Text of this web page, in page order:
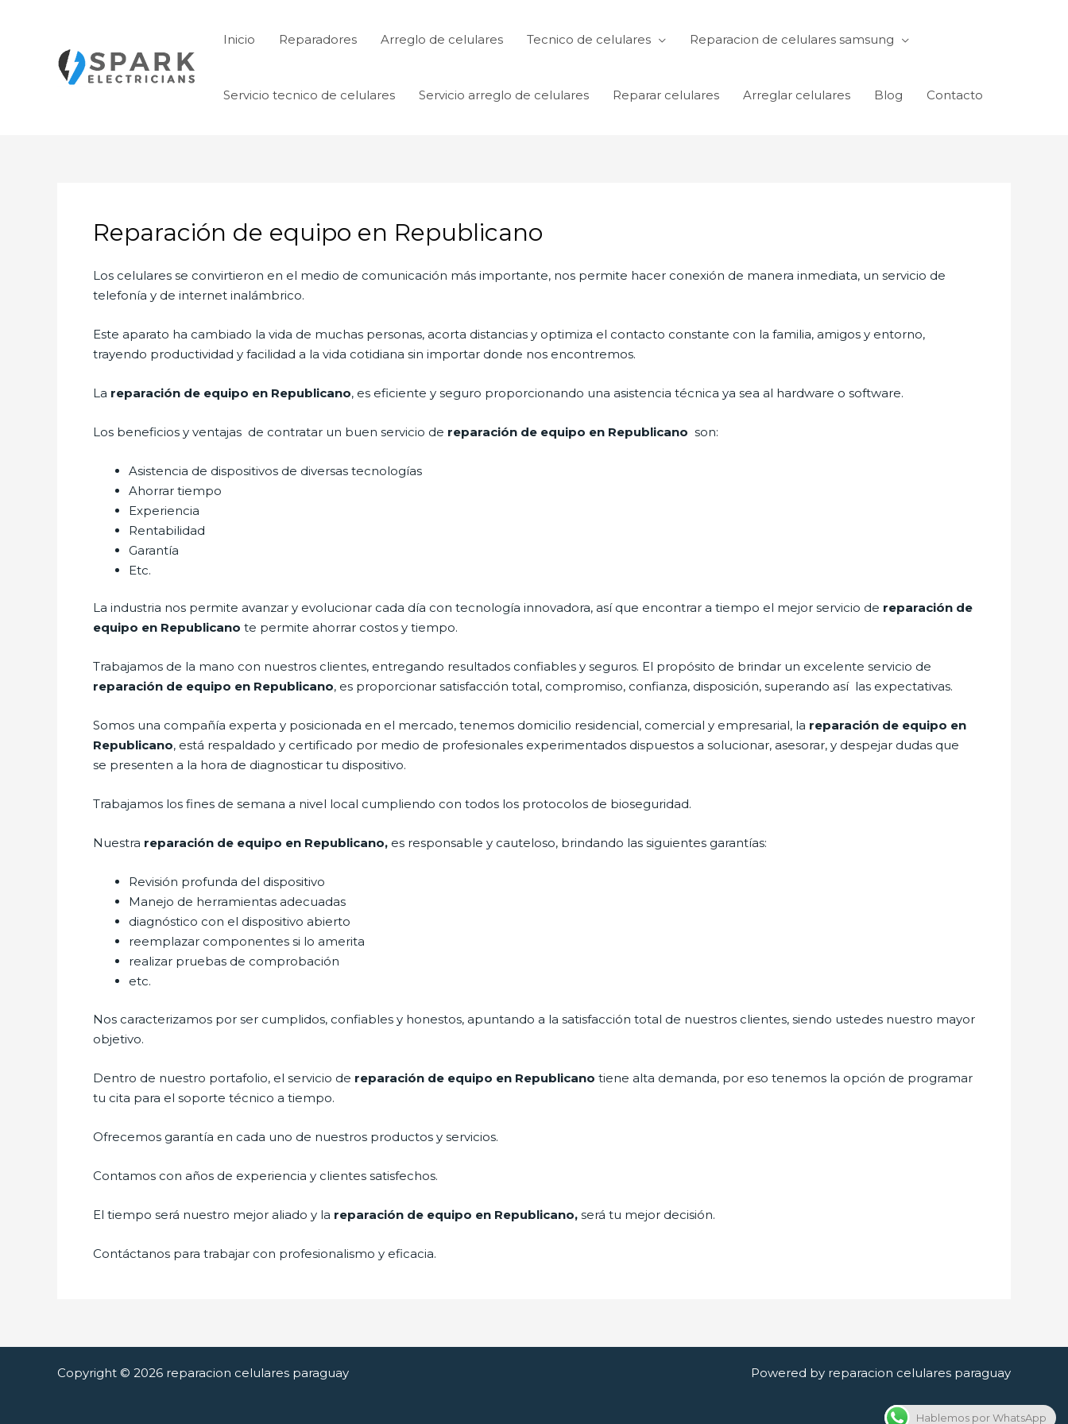
Inicio Reparadores Arreglo de celulares Tecnico de celulares Reparacion de celulares samsung
Servicio tecnico de celulares Servicio arreglo de celulares Reparar celulares Arreglar celulares Blog Contacto
Reparación de equipo en Republicano
Los celulares se convirtieron en el medio de comunicación más importante, nos permite hacer conexión de manera inmediata, un servicio de
telefonía y de internet inalámbrico.
Este aparato ha cambiado la vida de muchas personas, acorta distancias y optimiza el contacto constante con la familia, amigos y entorno,
trayendo productividad y facilidad a la vida cotidiana sin importar donde nos encontremos.
La reparación de equipo en Republicano, es eficiente y seguro proporcionando una asistencia técnica ya sea al hardware o software.
Los beneficios y ventajas de contratar un buen servicio de reparación de equipo en Republicano son:
Asistencia de dispositivos de diversas tecnologías
Ahorrar tiempo
Experiencia
Rentabilidad
Garantía
Etc.
La industria nos permite avanzar y evolucionar cada día con tecnología innovadora, así que encontrar a tiempo el mejor servicio de reparación de
equipo en Republicano te permite ahorrar costos y tiempo.
Trabajamos de la mano con nuestros clientes, entregando resultados confiables y seguros. El propósito de brindar un excelente servicio de
reparación de equipo en Republicano, es proporcionar satisfacción total, compromiso, confianza, disposición, superando así las expectativas.
Somos una compañía experta y posicionada en el mercado, tenemos domicilio residencial, comercial y empresarial, la reparación de equipo en
Republicano, está respaldado y certificado por medio de profesionales experimentados dispuestos a solucionar, asesorar, y despejar dudas que
se presenten a la hora de diagnosticar tu dispositivo.
Trabajamos los fines de semana a nivel local cumpliendo con todos los protocolos de bioseguridad.
Nuestra reparación de equipo en Republicano, es responsable y cauteloso, brindando las siguientes garantías:
Revisión profunda del dispositivo
Manejo de herramientas adecuadas
diagnóstico con el dispositivo abierto
reemplazar componentes si lo amerita
realizar pruebas de comprobación
etc.
Nos caracterizamos por ser cumplidos, confiables y honestos, apuntando a la satisfacción total de nuestros clientes, siendo ustedes nuestro mayor
objetivo.
Dentro de nuestro portafolio, el servicio de reparación de equipo en Republicano tiene alta demanda, por eso tenemos la opción de programar
tu cita para el soporte técnico a tiempo.
Ofrecemos garantía en cada uno de nuestros productos y servicios.
Contamos con años de experiencia y clientes satisfechos.
El tiempo será nuestro mejor aliado y la reparación de equipo en Republicano, será tu mejor decisión.
Contáctanos para trabajar con profesionalismo y eficacia.
Copyright © 2026 reparacion celulares paraguay Powered by reparacion celulares paraguay
Hablemos por WhatsApp